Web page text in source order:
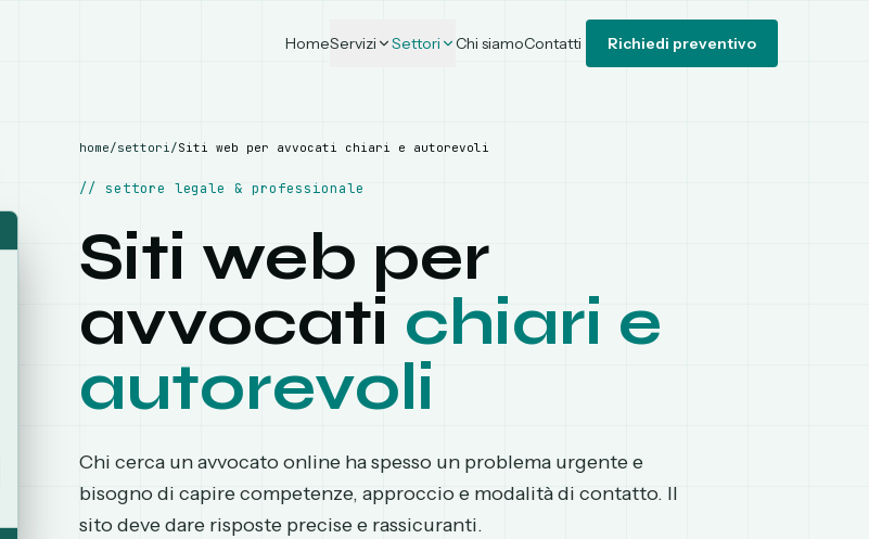
HomeServizi Settori Chi siamoContatti Richiedi preventivo
home/settori/Siti web per avvocati chiari e autorevoli
// settore legale & professionale
Siti web per
avvocati chiari e
autorevoli
Chi cerca un avvocato online ha spesso un problema urgente e
bisogno di capire competenze, approccio e modalità di contatto. Il
sito deve dare risposte precise e rassicuranti.